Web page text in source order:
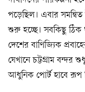
পড়েছিল। এবার
শুরু হচ্ছে। সবকিছু
দেশের বাণিজ্যিক
যেখানে চট্টগ্রাম বন্দর
আধুনিক পোর্ট হাবে রূপ